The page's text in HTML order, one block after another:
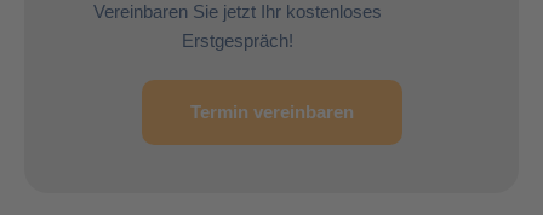
Vereinbaren Sie jetzt Ihr kostenloses
Erstgespräch!
Termin vereinbaren